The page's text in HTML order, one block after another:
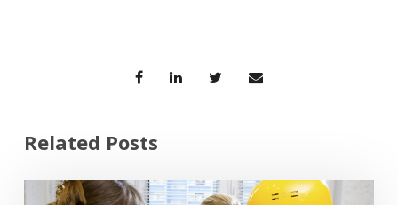
Related Posts